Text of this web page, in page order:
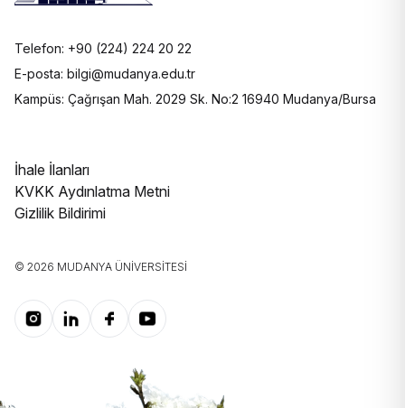
Telefon: +90 (224) 224 20 22
E-posta: bilgi@mudanya.edu.tr
Kampüs: Çağrışan Mah. 2029 Sk. No:2 16940 Mudanya/Bursa
İhale İlanları
KVKK Aydınlatma Metni
Gizlilik Bildirimi
© 2026 MUDANYA ÜNIVERSITESI